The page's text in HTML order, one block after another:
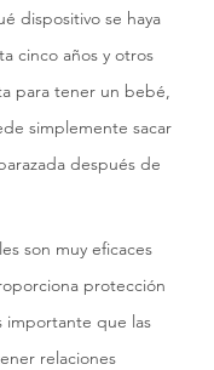
dispositivo se haya
cinco años y otros
para tener un bebé,
simplemente sacar
después de
son muy eficaces
protección
importante que las
relaciones